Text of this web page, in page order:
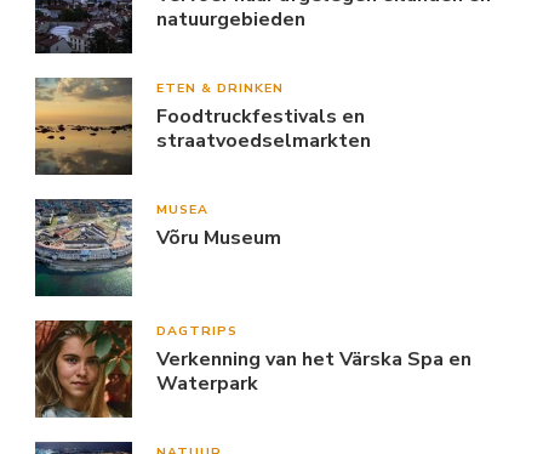
natuurgebieden
ETEN & DRINKEN
Foodtruckfestivals en
straatvoedselmarkten
MUSEA
Võru Museum
DAGTRIPS
Verkenning van het Värska Spa en
Waterpark